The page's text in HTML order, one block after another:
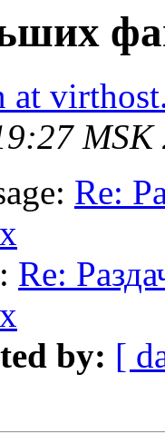
at
MSK
Re:
Re:
by: [